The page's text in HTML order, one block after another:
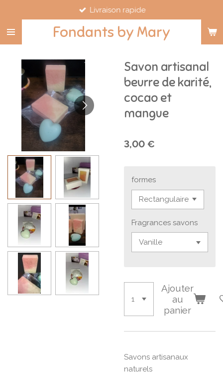
contenu
principal
Fondants by Mary
Livraison rapide
Savon artisanal
beurre de karité,
cocao et
mangue
3,00 €
formes
Fragrances savons
Ajouter
au
panier
Savons artisanaux
naturels